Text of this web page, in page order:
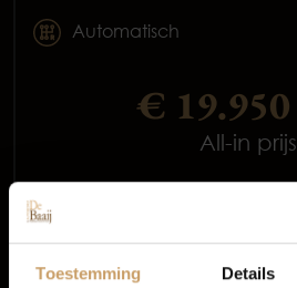
Toestemming Details
Automatisch
€ 19.950
All-in prijs
Proefrit aanvragen
Occasions
Autolease